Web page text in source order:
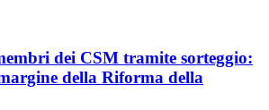
dei CSM tramite sorteggio:
della Riforma della